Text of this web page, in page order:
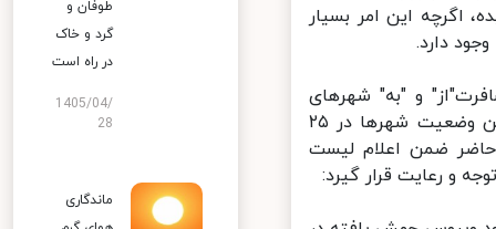
این امر بسیار
دارد.
و "به" شهرهای
نارنجی و قرمز ممنوع می­ باشد. بر همین اساس، مقرر شد تا لیست آخرین وضعیت شهرها در ۲۵
ضمن اعلام لیست
و رعایت قرار گیرد:
طوفان و
گرد و خاک
در راه است
1405/04/
28
ماندگاری